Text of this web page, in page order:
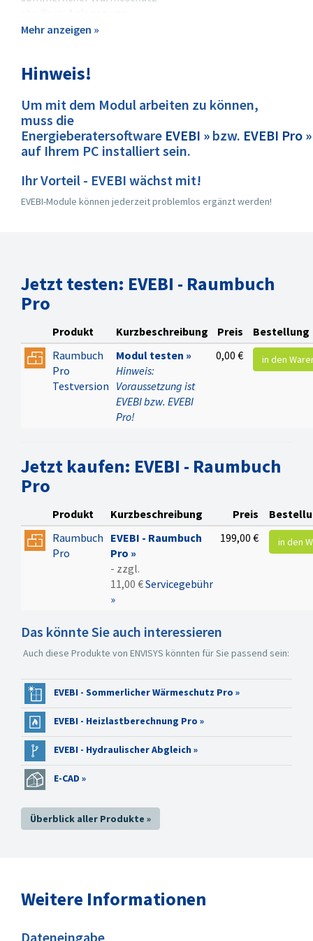
Raumbegrenzungsflächen,
Konstruktionen und Bauteile
Bruttoteilflächen der
Raumhülle werden in den
Flächenmanager
übernommen und verwaltet.
Daten ist möglich und spart
Zeit.
Fenster, Böden,
Das Zusammenspiel
zwischen Raumbuch,
Flächenmanager,
Konstruktionen und
Bauteilen schafft einen
perfekten Überblick
über das Projekt.
Einfaches Erfassen
der Raumhülle oder
Anlegen der Räume und
ihrer Raumhülle.
Beim Import aus E-CAD
werden die
Hüllelemente
Konstruktionen und
Einfacher und schneller
geht es kaum!
Berücksichtigen von
Raumnischen und -
erweiterungen.
Das Raumbuch dient als
Grundlage für
die
Lüftungsplanung
die
Heizlastberechnung
sommerlichen
nach 4108-2.
Mehr anzeigen »
Hinweis!
Um mit dem Modul arbeiten zu können,
muss die
Energieberatersoftware EVEBI » bzw. EVEBI Pro »
auf Ihrem PC installiert sein.
Ihr Vorteil - EVEBI wächst mit!
EVEBI-Module können jederzeit problemlos ergänzt werden!
Jetzt testen: EVEBI - Raumbuch
Pro
Produkt Kurzbeschreibung Preis
Bestellung
Raumbuch
Pro
Testversion
Modul testen »
Hinweis:
Voraussetzung ist
EVEBI bzw. EVEBI
Pro!
0,00 € in den
Jetzt kaufen: EVEBI - Raumbuch
Pro
Produkt Kurzbeschreibung Preis
Raumbuch
Pro
EVEBI - Raumbuch
Pro »
- zzgl.
11,00 €Servicegebühr
»
199,00 € in den
Das könnte Sie auch interessieren
Auch diese Produkte von ENVISYS könnten für Sie passend sein:
EVEBI - Sommerlicher Wärmeschutz Pro »
EVEBI - Heizlastberechnung Pro »
EVEBI - Hydraulischer Abgleich »
E-CAD »
Überblick aller Produkte »
Weitere Informationen
Dateneingabe